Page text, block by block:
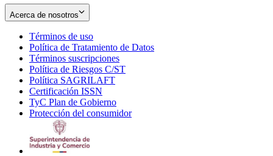
Acerca de nosotros
Términos de uso
in
new
window
Política de Tratamiento de Datos
Términos suscripciones
in
Política de Riesgos C/ST
Política SAGRILAFT
new
window
Certificación ISSN
in
new
TyC Plan de Gobierno
in
Protección del consumidorOpens